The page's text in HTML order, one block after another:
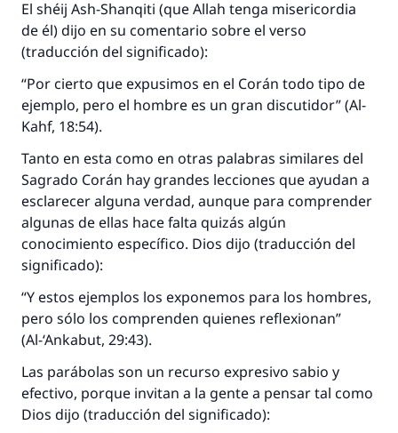
El shéij Ash-Shanqiti (que Allah tenga misericordia
de él) dijo en su comentario sobre el verso
(traducción del significado):
“Por cierto que expusimos en el Corán todo tipo de
ejemplo, pero el hombre es un gran discutidor” (Al-
Kahf, 18:54).
Tanto en esta como en otras palabras similares del
Sagrado Corán hay grandes lecciones que ayudan a
esclarecer alguna verdad, aunque para comprender
algunas de ellas hace falta quizás algún
conocimiento específico. Dios dijo (traducción del
significado):
“Y estos ejemplos los exponemos para los hombres,
pero sólo los comprenden quienes reflexionan”
(Al-‘Ankabut, 29:43).
Las parábolas son un recurso expresivo sabio y
efectivo, porque invitan a la gente a pensar tal como
Dios dijo (traducción del significado):